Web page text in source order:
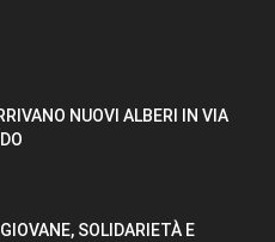
NUOVI ALBERI IN VIA
SOLIDARIETÀ E